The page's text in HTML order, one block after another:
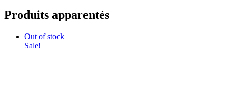
Produits apparentés
Out of stock
Sale!